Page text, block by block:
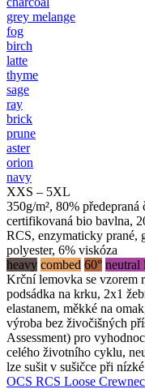
grey melange
fog
birch
latte
thyme
sage
ray
brick
prune
aster
orion
navy
XXS – 5XL
350g/m², 80%
certifikovaná bio bavlna,
RCS, enzymaticky prané,
polyester, 6% viskóza
heavy combed 60° neutral
Krční lemovka se vzorem
podsádka na krku, 2x1
elastanem, měkké na
výroba bez živočišných
Assessment) pro
celého životního cyklu,
lze sušit v sušičce při
OCS RCS Loose